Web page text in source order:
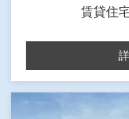
賃貸住